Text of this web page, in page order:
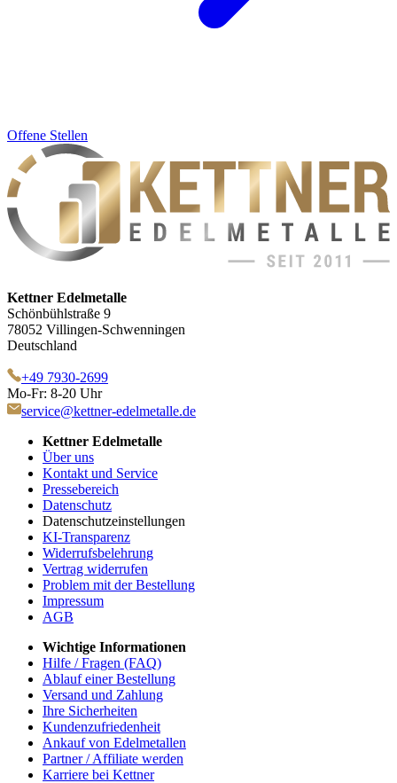
Offene Stellen
Kettner Edelmetalle
Schönbühlstraße 9
78052 Villingen-Schwenningen
Deutschland
+49 7930-2699
Mo-Fr: 8-20 Uhr
service@kettner-edelmetalle.de
Kettner Edelmetalle
Über uns
Kontakt und Service
Pressebereich
Datenschutz
Datenschutzeinstellungen
KI-Transparenz
Widerrufsbelehrung
Vertrag widerrufen
Problem mit der Bestellung
Impressum
AGB
Wichtige Informationen
Hilfe / Fragen (FAQ)
Ablauf einer Bestellung
Versand und Zahlung
Ihre Sicherheiten
Kundenzufriedenheit
Ankauf von Edelmetallen
Partner / Affiliate werden
Karriere bei Kettner